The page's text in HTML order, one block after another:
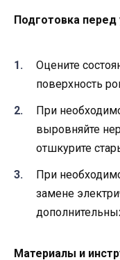
Подготовка перед
Оцените
поверхность
При
выровняйте
отшкурите
При
замене
Материалы и